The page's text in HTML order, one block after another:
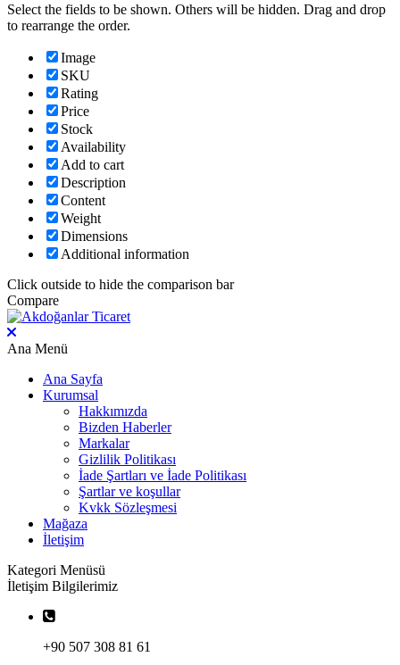
Select the fields to be shown. Others will be hidden. Drag and drop
to rearrange the order.
Image
SKU
Rating
Price
Stock
Availability
Add to cart
Description
Content
Weight
Dimensions
Additional information
Click outside to hide the comparison bar
Compare
Ana Menü
Ana Sayfa
Kurumsal
Hakkımızda
Bizden Haberler
Markalar
Gizlilik Politikası
İade Şartları ve İade Politikası
Şartlar ve koşullar
Kvkk Sözleşmesi
Mağaza
İletişim
Kategori Menüsü
İletişim Bilgilerimiz
+90 507 308 81 61